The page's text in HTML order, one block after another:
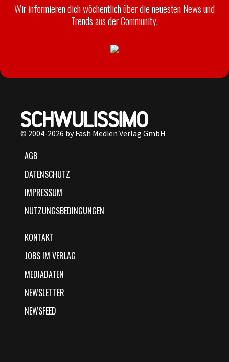
Wir informieren dich wöchentlich über die neuesten News und
Trends aus der Community.
© 2004-2026 by Fash Medien Verlag GmbH
AGB
DATENSCHUTZ
IMPRESSUM
NUTZUNGSBEDINGUNGEN
KONTAKT
JOBS IM VERLAG
MEDIADATEN
NEWSLETTER
NEWSFEED